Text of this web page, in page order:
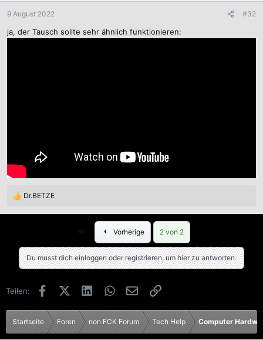
9 August 2022 #32
ja, der Tausch sollte sehr ähnlich funktionieren:
R
n
Dr.BETZE
Vorherige 2 von 2
Du musst dich einloggen oder registrieren, um hier zu antworten.
Teilen: FacebookX (Twitter)LinkedInWhatsApp
E-MailLink
Startseite Foren non FCK Forum Tech Help Computer